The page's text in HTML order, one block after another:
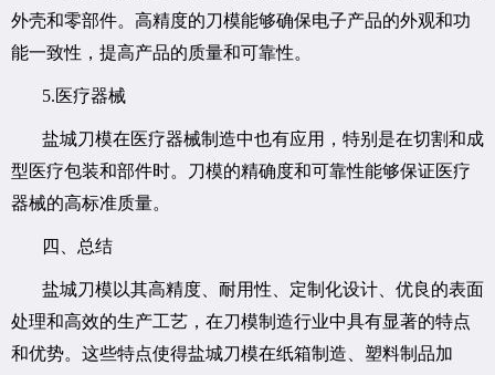
外壳和零部件。高精度的刀模能够确保电子产品的外观和功
能一致性，提高产品的质量和可靠性。
5.医疗器械
盐城刀模在医疗器械制造中也有应用，特别是在切割和成
型医疗包装和部件时。刀模的精确度和可靠性能够保证医疗
器械的高标准质量。
四、总结
盐城刀模以其高精度、耐用性、定制化设计、优良的表面
处理和高效的生产工艺，在刀模制造行业中具有显著的特点
和优势。这些特点使得盐城刀模在纸箱制造、塑料制品加